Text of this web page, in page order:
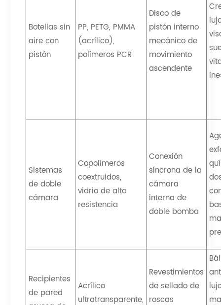
Botellas sin
aire con
pistón
PP, PETG, PMMA
(acrílico),
polímeros PCR
Disco de
pistón interno
mecánico de
movimiento
ascendente
Sistemas
de doble
cámara
Copolímeros
coextruidos,
vidrio de alta
resistencia
Conexión
síncrona de la
cámara
interna de
doble bomba
Recipientes
de pared
Acrílico
ultratransparente,
Revestimientos
de sellado de
roscas